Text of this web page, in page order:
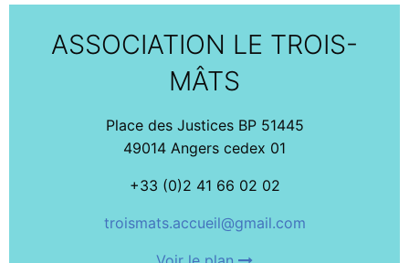
ASSOCIATION LE TROIS-
MÂTS
Place des Justices BP 51445
49014 Angers cedex 01
+33 (0)2 41 66 02 02
troismats.accueil@gmail.com